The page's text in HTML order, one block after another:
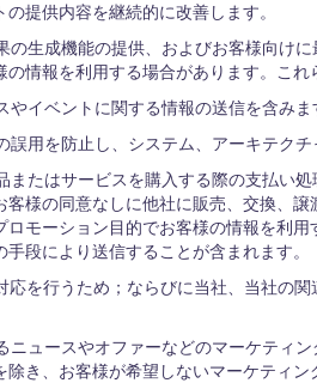
提供内容を継続的に改善します。
の生成機能の提供、およびお客様向け
情報を利用する場合があります。こ
イベントに関する情報の送信を含みま
用を防止し、システム、アーキテク
たはサービスを購入する際の支払い
客様の同意なしに他社に販売、交換、
モーション目的でお客様の情報を利
段により送信することが含まれます。
を行うため；ならびに当社、当社の
ニュースやオファーなどのマーケティ
き、お客様が希望しないマーケティ